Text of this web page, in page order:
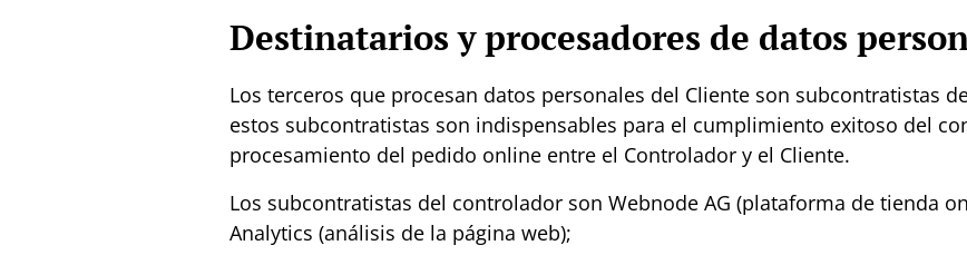
Destinatarios y procesadores de datos
Los terceros que procesan datos personales del Cliente son subcontratistas
estos subcontratistas son indispensables para el cumplimiento exitoso del
procesamiento del pedido online entre el Controlador y el Cliente.
Los subcontratistas del controlador son Webnode AG (plataforma de tienda
Analytics (análisis de la página web);